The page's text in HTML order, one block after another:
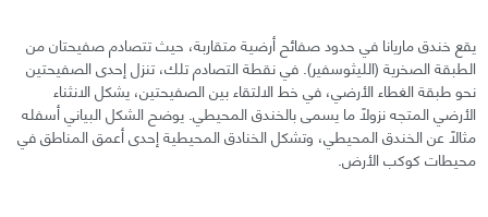
يقع خندق ماريانا في حدود صفائح أرضية متقاربة، حيث تتصادم صفيحتان من
الطبقة الصخرية (الليثوسفير). في نقطة التصادم تلك، تنزل إحدى الصفيحتين
نحو طبقة الغطاء الأرضي، في خط الالتقاء بين الصفيحتين، يشكل الانثناء
الأرضي المتجه نزولًا ما يسمى بالخندق المحيطي. يوضح الشكل البياني أسفله
مثالًا عن الخندق المحيطي، وتشكل الخنادق المحيطية إحدى أعمق المناطق في
محيطات كوكب الأرض.